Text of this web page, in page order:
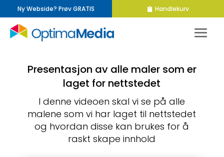
Ny Webside? Prøv GRATIS Handlekurv
Presentasjon av alle maler som er
laget for nettstedet
I denne videoen skal vi se på alle
malene som vi har laget til nettstedet
og hvordan disse kan brukes for å
raskt skape innhold